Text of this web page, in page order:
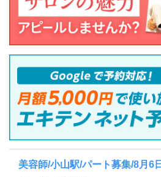
美容師/小山駅/パート募集/8月6